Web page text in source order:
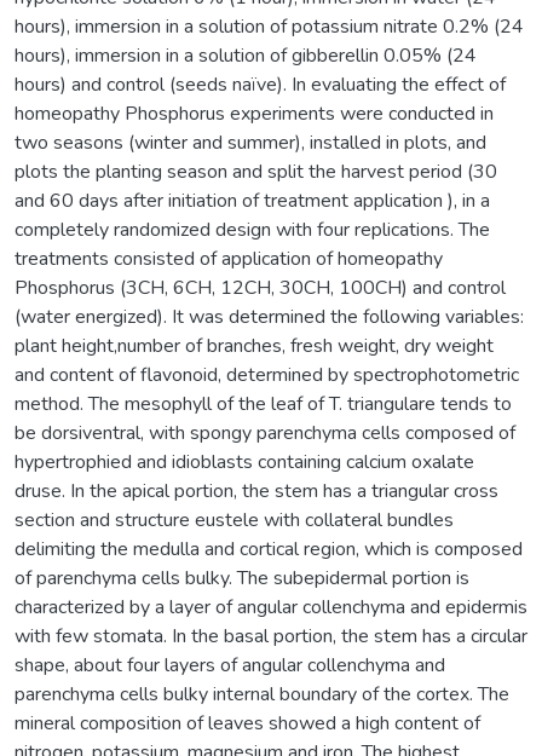
hours), immersion in a solution of potassium nitrate 0.2% (24
hours), immersion in a solution of gibberellin 0.05% (24
hours) and control (seeds naïve). In evaluating the effect of
homeopathy Phosphorus experiments were conducted in
two seasons (winter and summer), installed in plots, and
plots the planting season and split the harvest period (30
and 60 days after initiation of treatment application ), in a
completely randomized design with four replications. The
treatments consisted of application of homeopathy
Phosphorus (3CH, 6CH, 12CH, 30CH, 100CH) and control
(water energized). It was determined the following variables:
plant height,number of branches, fresh weight, dry weight
and content of flavonoid, determined by spectrophotometric
method. The mesophyll of the leaf of T. triangulare tends to
be dorsiventral, with spongy parenchyma cells composed of
hypertrophied and idioblasts containing calcium oxalate
druse. In the apical portion, the stem has a triangular cross
section and structure eustele with collateral bundles
delimiting the medulla and cortical region, which is composed
of parenchyma cells bulky. The subepidermal portion is
characterized by a layer of angular collenchyma and epidermis
with few stomata. In the basal portion, the stem has a circular
shape, about four layers of angular collenchyma and
parenchyma cells bulky internal boundary of the cortex. The
mineral composition of leaves showed a high content of